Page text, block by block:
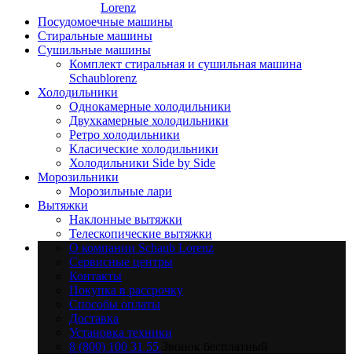
Lorenz
Посудомоечные машины
Стиральные машины
Сушильные машины
Комплект стиральная и сушильная машина
Schaublorenz
Холодильники
Однокамерные холодильники
Двухкамерные холодильники
Ретро холодильники
Класические холодильники
Холодильники Side by Side
Морозильники
Морозильные лари
Вытяжки
Наклонные вытяжки
Телескопические вытяжки
О компании Schaub Lorenz
Сервисные центры
Контакты
Покупка в рассрочку
Способы оплаты
Доставка
Установка техники
8 (800) 100 31 55